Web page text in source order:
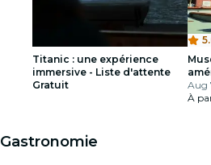
Titanic : une expérience
immersive - Liste d'attente
Gratuit
Aug
À
Gastronomie